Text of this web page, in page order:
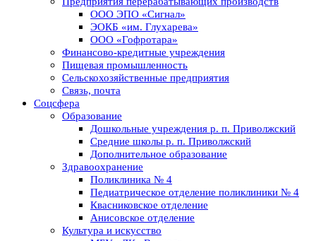
ООО ЭПО «Сигнал»
ЭОКБ «им. Глухарева»
ООО «Гофротара»
Финансово-кредитные учреждения
Пищевая промышленность
Сельскохозяйственные предприятия
Связь, почта
Соцсфера
Образование
Дошкольные учреждения р. п. Приволжский
Средние школы р. п. Приволжский
Дополнительное образование
Здравоохранение
Поликлиника № 4
Педиатрическое отделение поликлиники № 4
Квасниковское отделение
Анисовское отделение
Культура и искусство